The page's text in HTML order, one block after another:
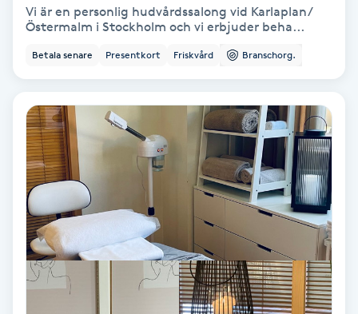
Cryoterapi
Dermapen
Diamantslipning
Enzympeeling
Extensions
Vi är en personlig hudvårdssalong vid Karlaplan/
Östermalm i Stockholm och vi erbjuder beha...
Betala senare Presentkort Friskvård Branschorg.